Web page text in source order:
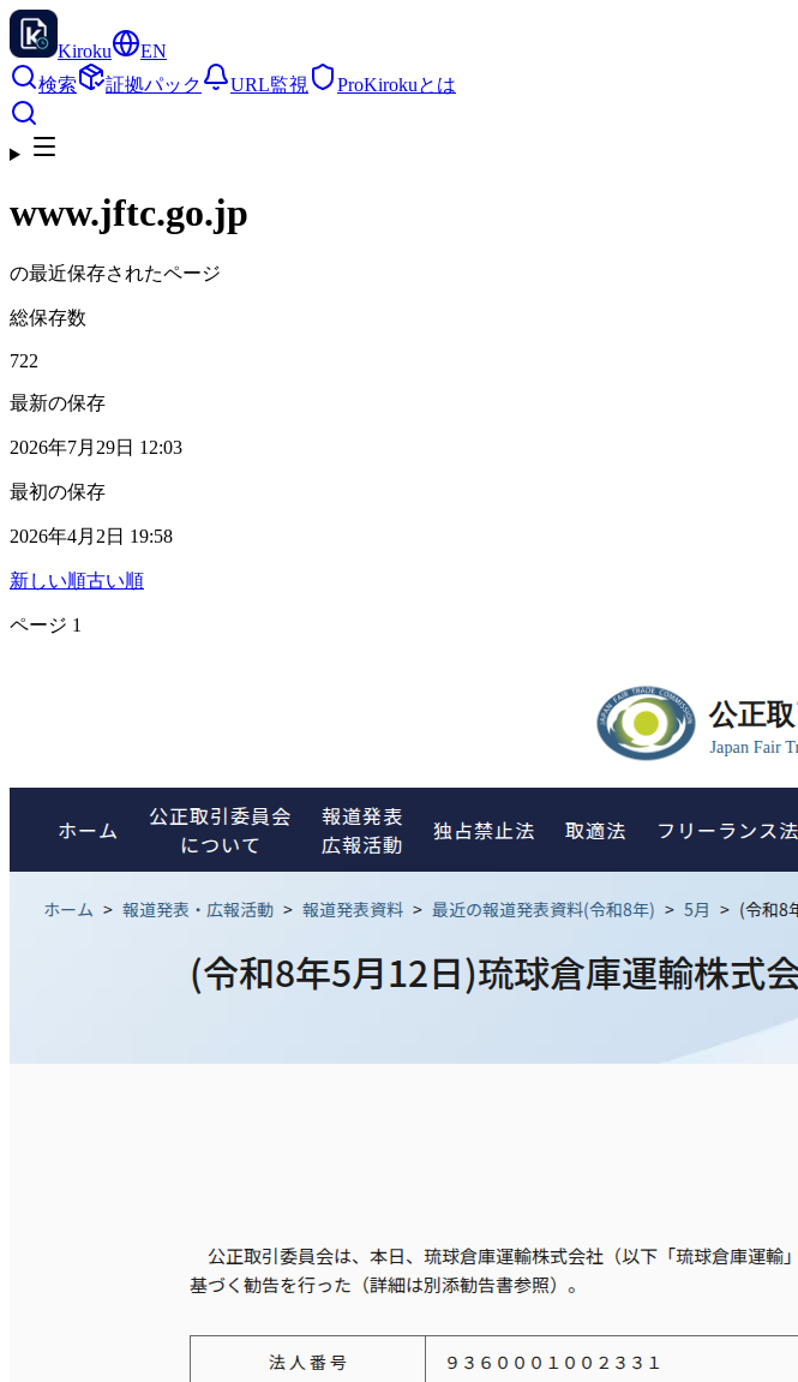
Kiroku
EN
検索
証拠パック URL監視 ProKirokuとは
www.jftc.go.jp
の最近保存されたページ
総保存数
722
最新の保存
2026年7月29日 12:03
最初の保存
2026年4月2日 19:58
新しい順古い順
ページ 1